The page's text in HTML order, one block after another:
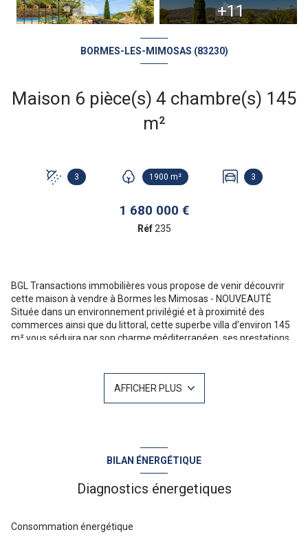
+11
BORMES-LES-MIMOSAS (83230)
Maison 6 pièce(s) 4 chambre(s) 145
m²
3 1900 m² 3
1 680 000 €
Réf235
BGL Transactions immobilières vous propose de venir découvrir
cette maison à vendre à Bormes les Mimosas - NOUVEAUTÉ
Située dans un environnement privilégié et à proximité des
commerces ainsi que du littoral, cette superbe villa d’environ 145
m² vous séduira par son charme méditerranéen, ses prestations
d’essences méditerranéennes, la propriété bénéficie d’une belle
intimité, sans aucun vis-à-vis, et offre une agréable vue dégagée
sur la mer et les collines.
piscine, de plusieurs espaces de repos et d’une annexe avec
cuisine d’été, idéale pour recevoir famille et amis dans un cadre
Le jardin et parfaitement entretenu - 3 garages
Baptiste GAINNET 06 42 25 00 49 - Votre agent commercial - Le
Lavandou“Les informations sur les risques auxquels ce bien est
AFFICHER PLUS
BILAN ÉNERGÉTIQUE
Diagnostics énergetiques
Consommation énergétique